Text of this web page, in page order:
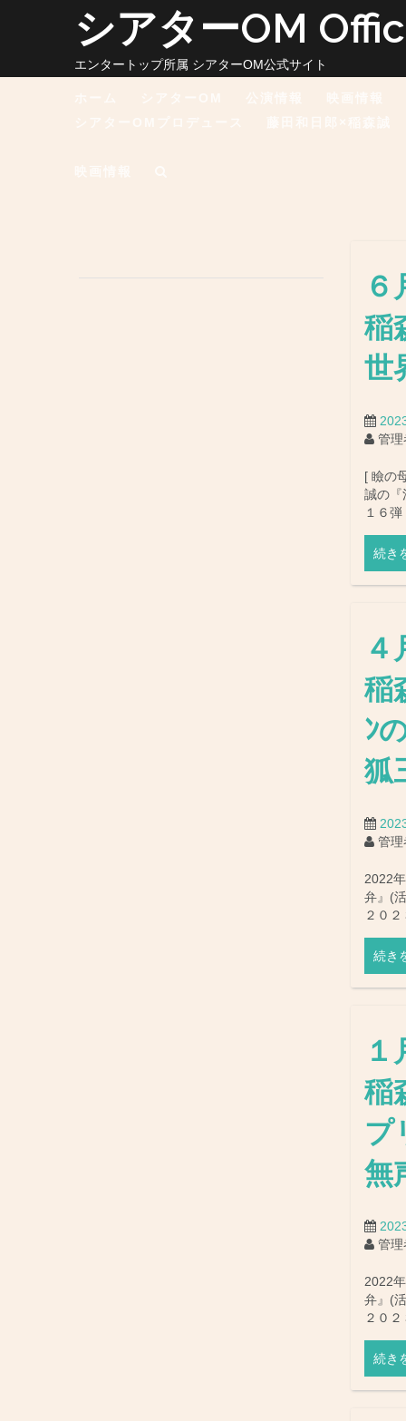
ツ
シアターOM
エンタートップ所属 シアターOM公式サイト
６
稲
世
管理
[ 瞼の
誠の『
１６
続き
４
稲
ﾝ
狐
管理
2022
弁』(
２０
続き
１
稲
プ
無
管理
2022
弁』(
２０
続き